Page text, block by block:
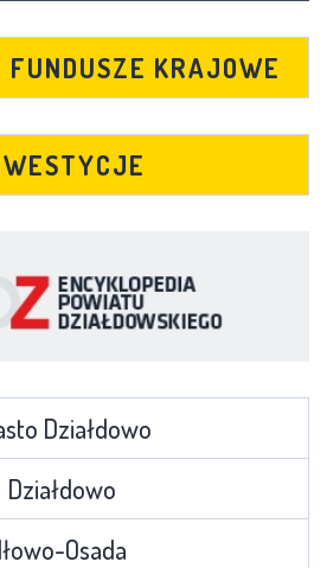
FUNDUSZE KRAJOWE
Działdowo
Działdowo
Iłowo-Osada